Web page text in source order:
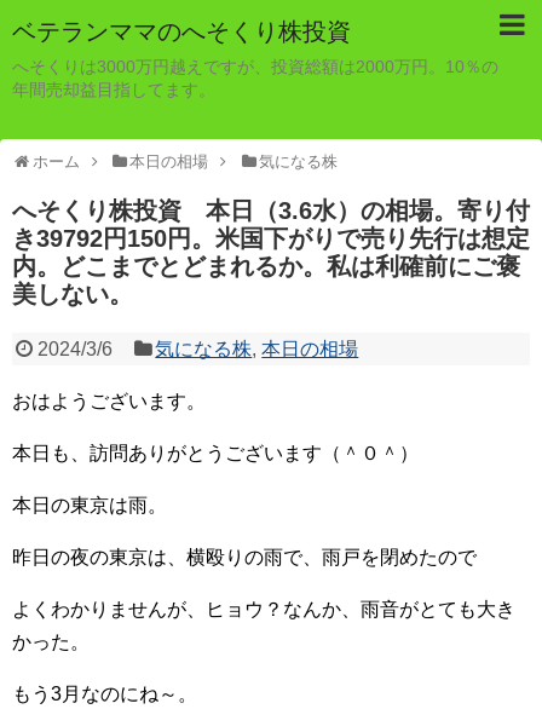
ベテランママのへそくり株投資
へそくりは3000万円越えですが、投資総額は2000万円。10％の
年間売却益目指してます。
ホーム 本日の相場 気になる株
へそくり株投資 本日（3.6水）の相場。寄り付
き39792円150円。米国下がりで売り先行は想定
内。どこまでとどまれるか。私は利確前にご褒
美しない。
2024/3/6 気になる株,本日の相場
おはようございます。
本日も、訪問ありがとうございます（＾０＾）
本日の東京は雨。
昨日の夜の東京は、横殴りの雨で、雨戸を閉めたので
よくわかりませんが、ヒョウ？なんか、雨音がとても大き
かった。
もう3月なのにね～。